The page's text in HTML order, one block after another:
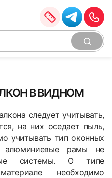
В ВИДНОМ
следует учитывать,
на них оседает пыль,
учитывать тип оконных
рамы не
системы. О типе
необходимо